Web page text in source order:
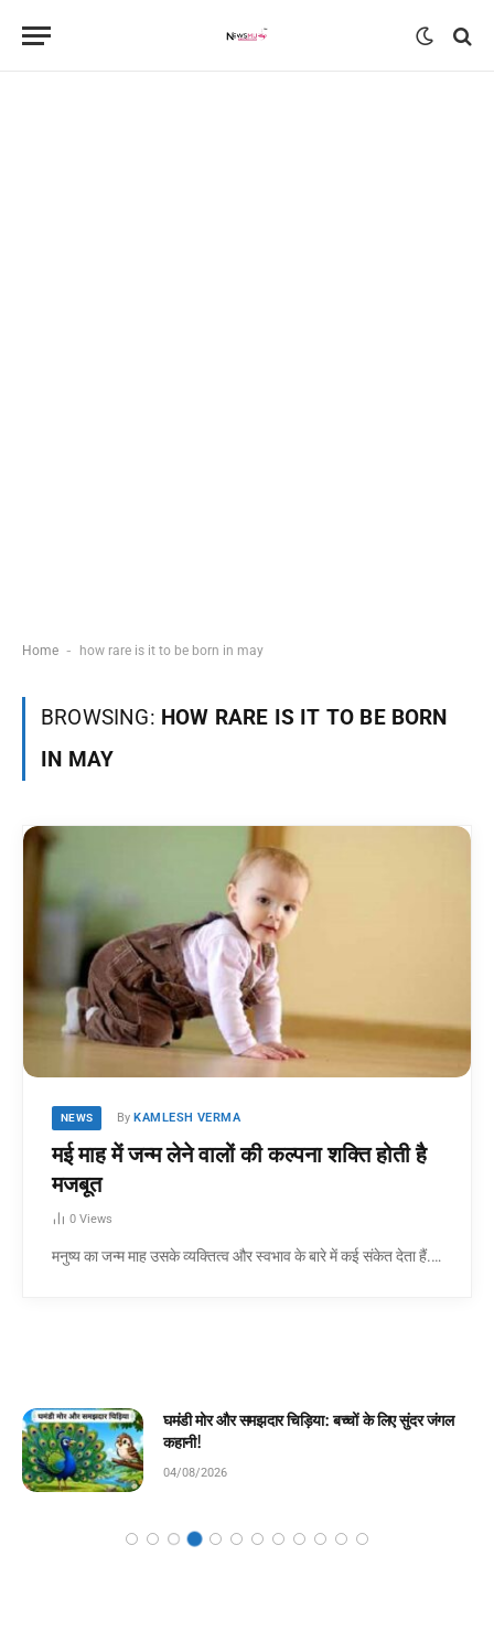
Home - how rare is it to be born in may
BROWSING: HOW RARE IS IT TO BE BORN
IN MAY
NEWS By KAMLESH VERMA
मई माह में जन्म लेने वालों की कल्पना शक्ति होती है
मजबूत
0 Views
मनुष्य का जन्म माह उसके व्यक्तित्व और स्वभाव के बारे में कई संकेत देता हैं.…
घमंडी मोर और समझदार चिड़िया: बच्चों के लिए सुंदर जंगल
कहानी!
04/08/2026